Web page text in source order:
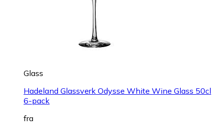
Glass
Hadeland Glassverk Odysse White Wine Glass 50cl
6-pack
fra